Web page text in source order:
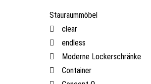
Stauraummöbel
clear
endless
Moderne Lockerschränke
Container